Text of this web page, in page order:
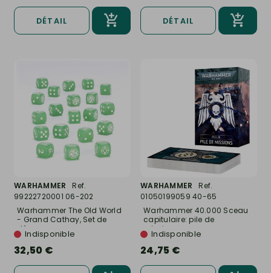
DÉTAIL DÉTAIL
WARHAMMER
Ref.
99222720001 06-202
Warhammer The Old World
- Grand Cathay, Set de
dés...Indisponible
32,50 €
WARHAMMER
Ref.
01050199059 40-65
Warhammer 40.000 Sceau
capitulaire: pile de
missions...
Indisponible
24,75 €